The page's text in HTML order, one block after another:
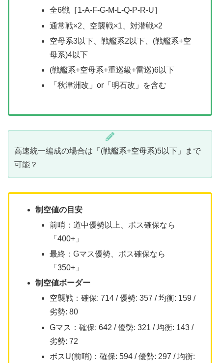
全6戦［1-A-F-G-M-L-Q-P-R-U］
通常戦×2、空襲戦×1、対潜戦×2
空母系3以下、戦艦系2以下、(戦艦系+空
母系)4以下
(戦艦系+空母系+重巡級+雷巡)6以下
「秋津洲改」or「明石改」を含む
高速統一編成の場合は「(戦艦系+空母系)5以下」まで
可能？
制空値の目安
前哨：道中優勢以上、ボス確保なら
「400+」
最終：Gマス優勢、ボス確保なら
「350+」
制空値ボーダー
空襲戦：確保: 714 / 優勢: 357 / 均衡: 159 /
劣勢: 80
Gマス：確保: 642 / 優勢: 321 / 均衡: 143 /
劣勢: 72
ボスU(前哨)：確保: 594 / 優勢: 297 / 均衡: